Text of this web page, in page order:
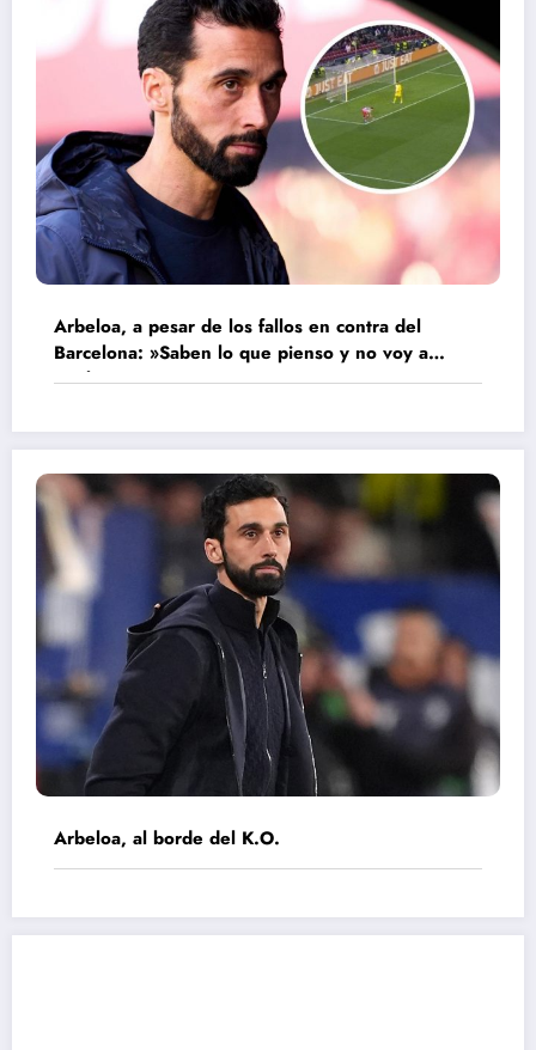
Arbeloa, a pesar de los fallos en contra del
Barcelona: »Saben lo que pienso y no voy a
cambiar»
Arbeloa, al borde del K.O.